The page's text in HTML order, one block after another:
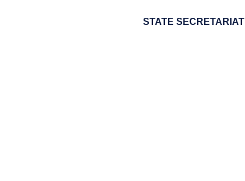
STATE SECRETARIAT